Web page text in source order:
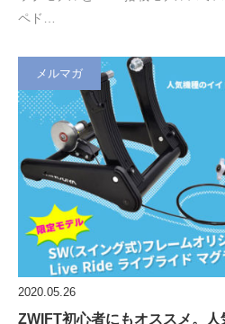
ペド…
メルマガ
2020.05.26
ZWIFT初心者にもオススメ。